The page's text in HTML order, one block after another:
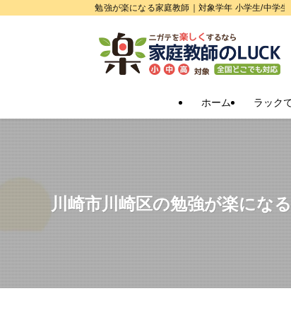
勉強が楽になる家庭教師｜対象学年 小学生/中学生/
ホーム ラック
川崎市川崎区の勉強が楽にな